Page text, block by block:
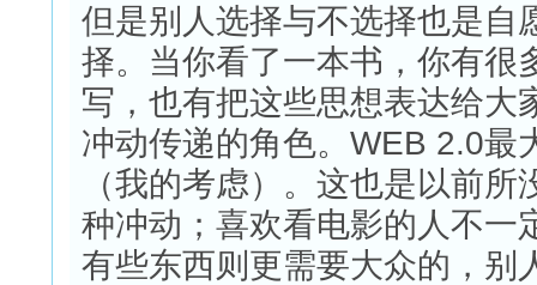
但是别人选择与不选择也是自
择。当你看了一本书，你有很
写，也有把这些思想表达给大
冲动传递的角色。WEB 2.0最
（我的考虑）。这也是以前
种冲动；喜欢看电影的人不一
有些东西则更需要大众的，别